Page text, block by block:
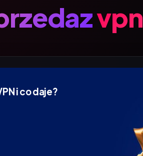
vpn
i co daje?